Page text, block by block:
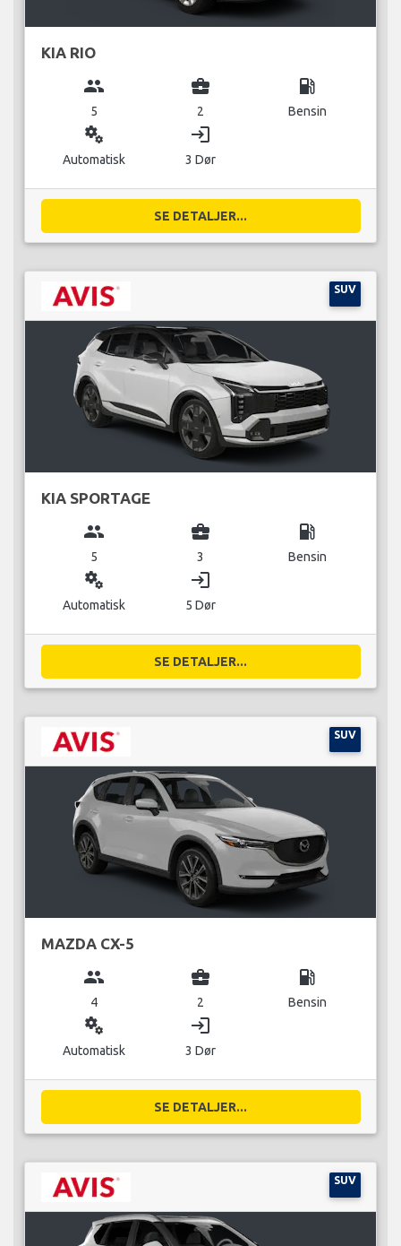
KIA RIO
group
5
business_center
2
local_gas_station
Bensin
miscellaneous_services
Automatisk
login
3 Dør
SE DETALJER...
SUV
KIA SPORTAGE
group
5
business_center
3
local_gas_station
Bensin
miscellaneous_services
Automatisk
login
5 Dør
SE DETALJER...
SUV
MAZDA CX-5
group
4
business_center
2
local_gas_station
Bensin
miscellaneous_services
Automatisk
login
3 Dør
SE DETALJER...
SUV